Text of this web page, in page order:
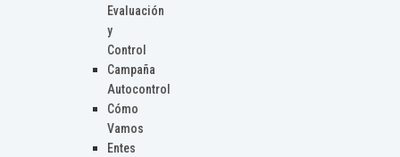
Evaluación
y
Control
Campaña
Autocontrol
Cómo
Vamos
Entes